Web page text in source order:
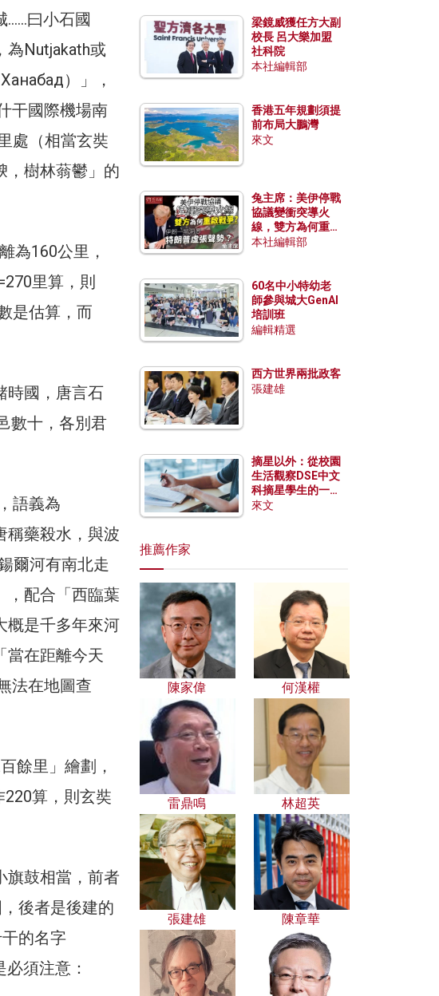
……曰小石國
為Nutjakath或
）」，
干國際機場南
處（相當玄奘
，樹林蓊鬱」的
為160公里，
里算，則
是估算，而
時國，唐言石
數十，各別君
語義為
稱藥殺水，與波
爾河有南北走
，配合「西臨葉
概是千多年來河
當在距離今天
法在地圖查
餘里」繪劃，
算，則玄奘
旗鼓相當，前者
後者是後建的
的名字
須注意：
梁鏡威獲任方大副
校長 呂大樂加盟
社科院
本社編輯部
香港五年規劃須提
前布局大鵬灣
來文
兔主席：美伊停戰
協議變衝突導火
線，雙方為何重啟
戰爭？伊朗一早洞
本社編輯部
60名中小特幼老
師參與城大GenAI
培訓班
編輯精選
西方世界兩批政客
張建雄
摘星以外：從校園
生活觀察DSE中文
科摘星學生的一點
特質
來文
推薦作家
陳家偉 何漢權
雷鼎鳴 林超英
張建雄 陳章華